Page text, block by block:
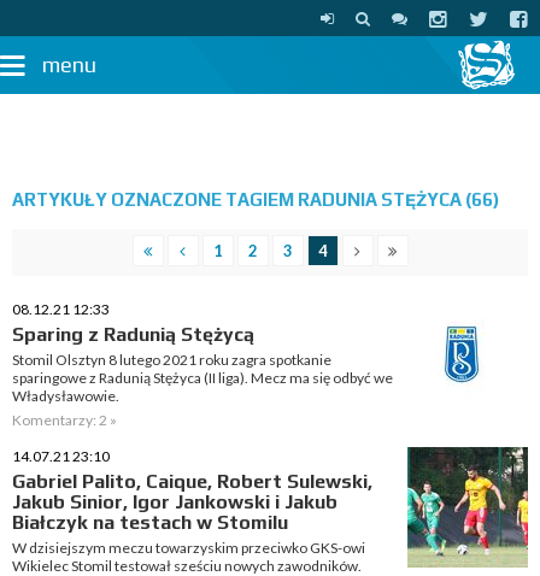
menu
ARTYKUŁY OZNACZONE TAGIEM RADUNIA STĘŻYCA (66)
1 2 3 4
08.12.21 12:33
Sparing z Radunią Stężycą
Stomil Olsztyn 8 lutego 2021 roku zagra spotkanie
sparingowe z Radunią Stężyca (II liga). Mecz ma się odbyć we
Władysławowie.
Komentarzy: 2 »
14.07.21 23:10
Gabriel Palito, Caique, Robert Sulewski,
Jakub Sinior, Igor Jankowski i Jakub
Białczyk na testach w Stomilu
W dzisiejszym meczu towarzyskim przeciwko GKS-owi
Wikielec Stomil testował sześciu nowych zawodników.